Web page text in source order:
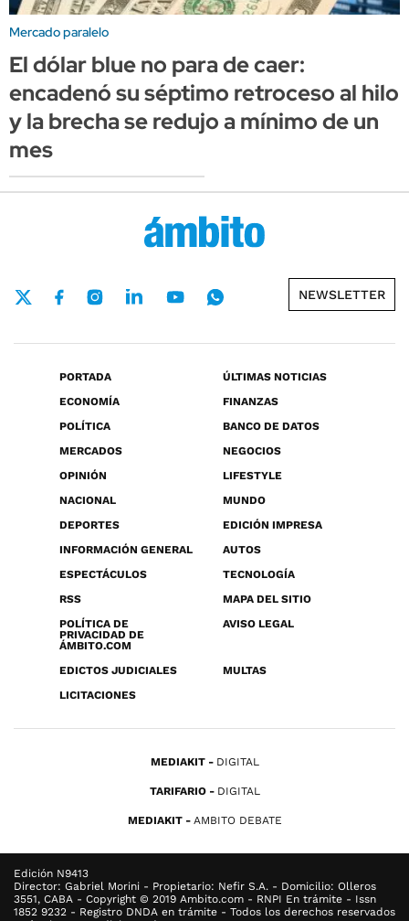
Mercado paralelo
El dólar blue no para de caer:
encadenó su séptimo retroceso al hilo
y la brecha se redujo a mínimo de un
mes
NEWSLETTER
PORTADA
ÚLTIMAS NOTICIAS
ECONOMÍA
FINANZAS
POLÍTICA
BANCO DE DATOS
MERCADOS
NEGOCIOS
OPINIÓN
LIFESTYLE
NACIONAL
MUNDO
DEPORTES
EDICIÓN IMPRESA
INFORMACIÓN GENERAL
AUTOS
ESPECTÁCULOS
TECNOLOGÍA
RSS
MAPA DEL SITIO
POLÍTICA DE
PRIVACIDAD DE
ÁMBITO.COM
AVISO LEGAL
EDICTOS JUDICIALES
MULTAS
LICITACIONES
MEDIAKIT DIGITAL
TARIFARIO DIGITAL
MEDIAKIT AMBITO DEBATE
Edición N9413
Director: Gabriel Morini - Propietario: Nefir S.A. - Domicilio: Olleros
3551, CABA - Copyright © 2019 Ambito.com - RNPI En trámite - Issn
1852 9232 - Registro DNDA en trámite - Todos los derechos reservados